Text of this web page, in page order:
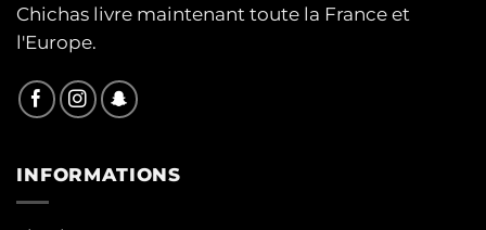
Chichas livre maintenant toute la France et
l'Europe.
INFORMATIONS